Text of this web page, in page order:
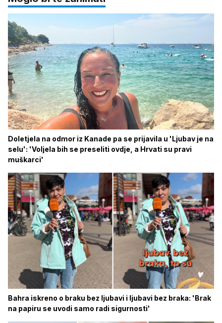
Doletjela na odmor iz Kanade pa se prijavila u 'Ljubav je na
selu': 'Voljela bih se preseliti ovdje, a Hrvati su pravi
muškarci'
Bahra iskreno o braku bez ljubavi i ljubavi bez braka: 'Brak
na papiru se uvodi samo radi sigurnosti'